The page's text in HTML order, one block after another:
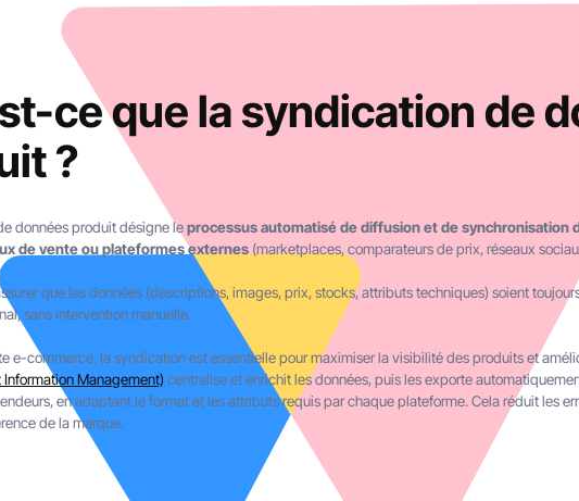
ce que la syndication de
?
données produit désigne leprocessus automatisé de diffusion et de synchronisation
de vente ou plateformes externes (marketplaces, comparateurs de prix, réseaux
que les données (descriptions, images, prix, stocks, attributs techniques) soient
sans intervention manuelle.
e-commerce, la syndication est essentielle pour maximiser la visibilité des produits et
Information Management) centralise et enrichit les données, puis les exporte
en adaptant le format et les attributs requis par chaque plateforme. Cela réduit les
de la marque.